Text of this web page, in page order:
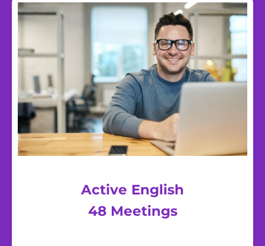
Active English
48 Meetings